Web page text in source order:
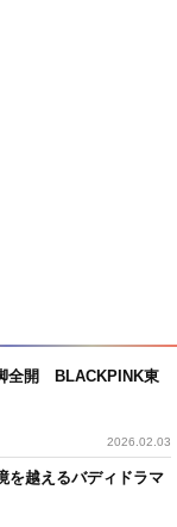
全開 BLACKPINK東
2026.02.03
越えるバディドラマ